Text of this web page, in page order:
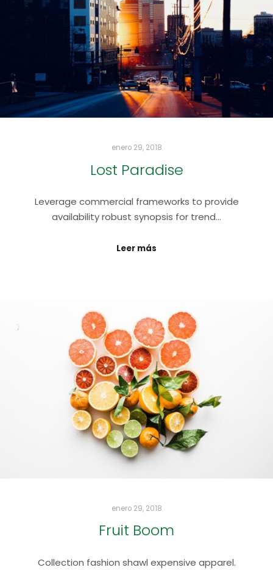
enero 29, 2018
Lost Paradise
Leverage commercial frameworks to provide
availability robust synopsis for trend…
Leer más
enero 29, 2018
Fruit Boom
Collection fashion shawl expensive apparel.